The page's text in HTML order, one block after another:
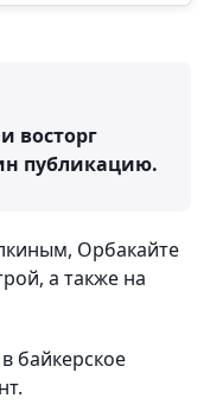
восторг
публикацию.
Орбакайте
а также на
в байкерское